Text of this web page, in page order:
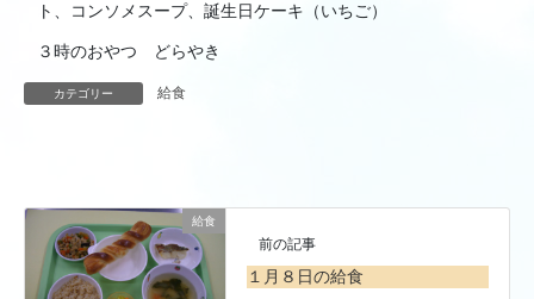
ト、コンソメスープ、誕生日ケーキ（いちご）
３時のおやつ どらやき
カテゴリー 給食
給食
前の記事
１月８日の給食